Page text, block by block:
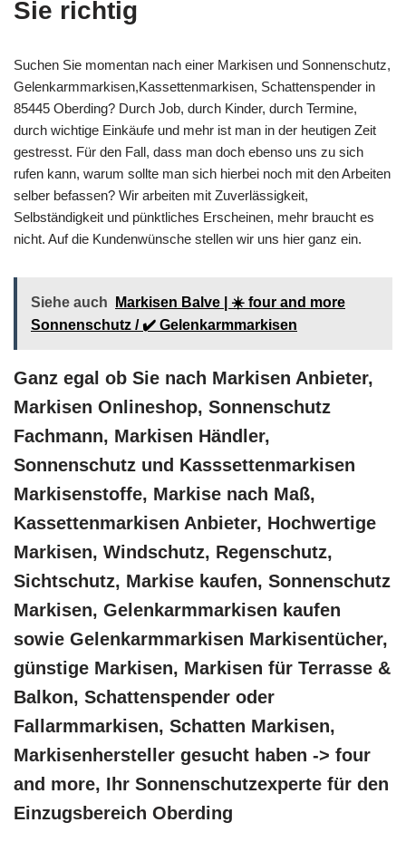
Sie richtig
Suchen Sie momentan nach einer Markisen und Sonnenschutz,
Gelenkarmmarkisen,Kassettenmarkisen, Schattenspender in
85445 Oberding? Durch Job, durch Kinder, durch Termine,
durch wichtige Einkäufe und mehr ist man in der heutigen Zeit
gestresst. Für den Fall, dass man doch ebenso uns zu sich
rufen kann, warum sollte man sich hierbei noch mit den Arbeiten
selber befassen? Wir arbeiten mit Zuverlässigkeit,
Selbständigkeit und pünktliches Erscheinen, mehr braucht es
nicht. Auf die Kundenwünsche stellen wir uns hier ganz ein.
Siehe auch
Markisen Balve | ☀️ four and more
Sonnenschutz / ✔️ Gelenkarmmarkisen
Ganz egal ob Sie nach Markisen Anbieter,
Markisen Onlineshop, Sonnenschutz
Fachmann, Markisen Händler,
Sonnenschutz und Kasssettenmarkisen
Markisenstoffe, Markise nach Maß,
Kassettenmarkisen Anbieter, Hochwertige
Markisen, Windschutz, Regenschutz,
Sichtschutz, Markise kaufen, Sonnenschutz
Markisen, Gelenkarmmarkisen kaufen
sowie Gelenkarmmarkisen Markisentücher,
günstige Markisen, Markisen für Terrasse &
Balkon, Schattenspender oder
Fallarmmarkisen, Schatten Markisen,
Markisenhersteller gesucht haben -> four
and more, Ihr Sonnenschutzexperte für den
Einzugsbereich Oberding